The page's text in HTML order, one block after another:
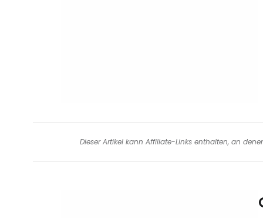
Dieser Artikel kann Affiliate-Links enthalten, an